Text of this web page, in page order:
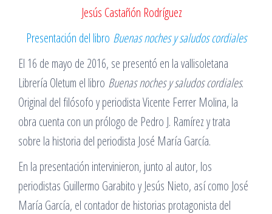
Jesús Castañón Rodríguez
Presentación del libro Buenas noches y saludos cordiales
El 16 de mayo de 2016, se presentó en la vallisoletana
Librería Oletum el libro Buenas noches y saludos cordiales.
Original del filósofo y periodista Vicente Ferrer Molina, la
obra cuenta con un prólogo de Pedro J. Ramírez y trata
sobre la historia del periodista José María García.
En la presentación intervinieron, junto al autor, los
periodistas Guillermo Garabito y Jesús Nieto, así como José
María García, el contador de historias protagonista del